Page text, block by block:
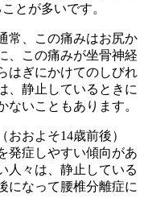
とが多いです。
常、この痛みはお尻か
、この痛みが坐骨神経
はぎにかけてのしびれ
、静止しているときに
いこともあります。
およそ14歳前後）
発症しやすい傾向があ
人々は、静止している
になって腰椎分離症に